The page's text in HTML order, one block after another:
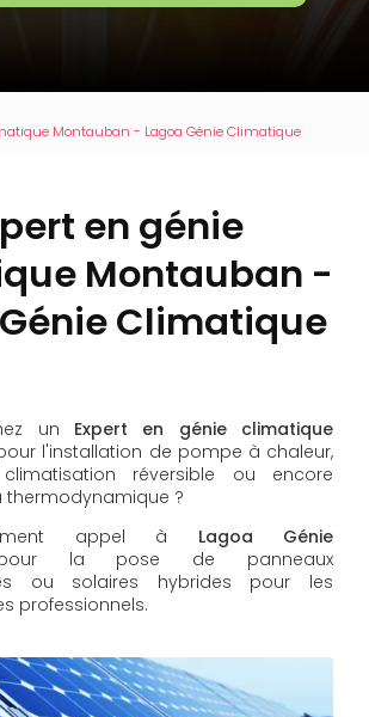
Montauban - Lagoa Génie Climatique
en génie
Montauban -
Climatique
un Expert en génie climatique
l'installation de pompe à chaleur,
réversible ou encore
thermodynamique ?
appel à Lagoa Génie
la pose de panneaux
ou solaires hybrides pour les
professionnels.